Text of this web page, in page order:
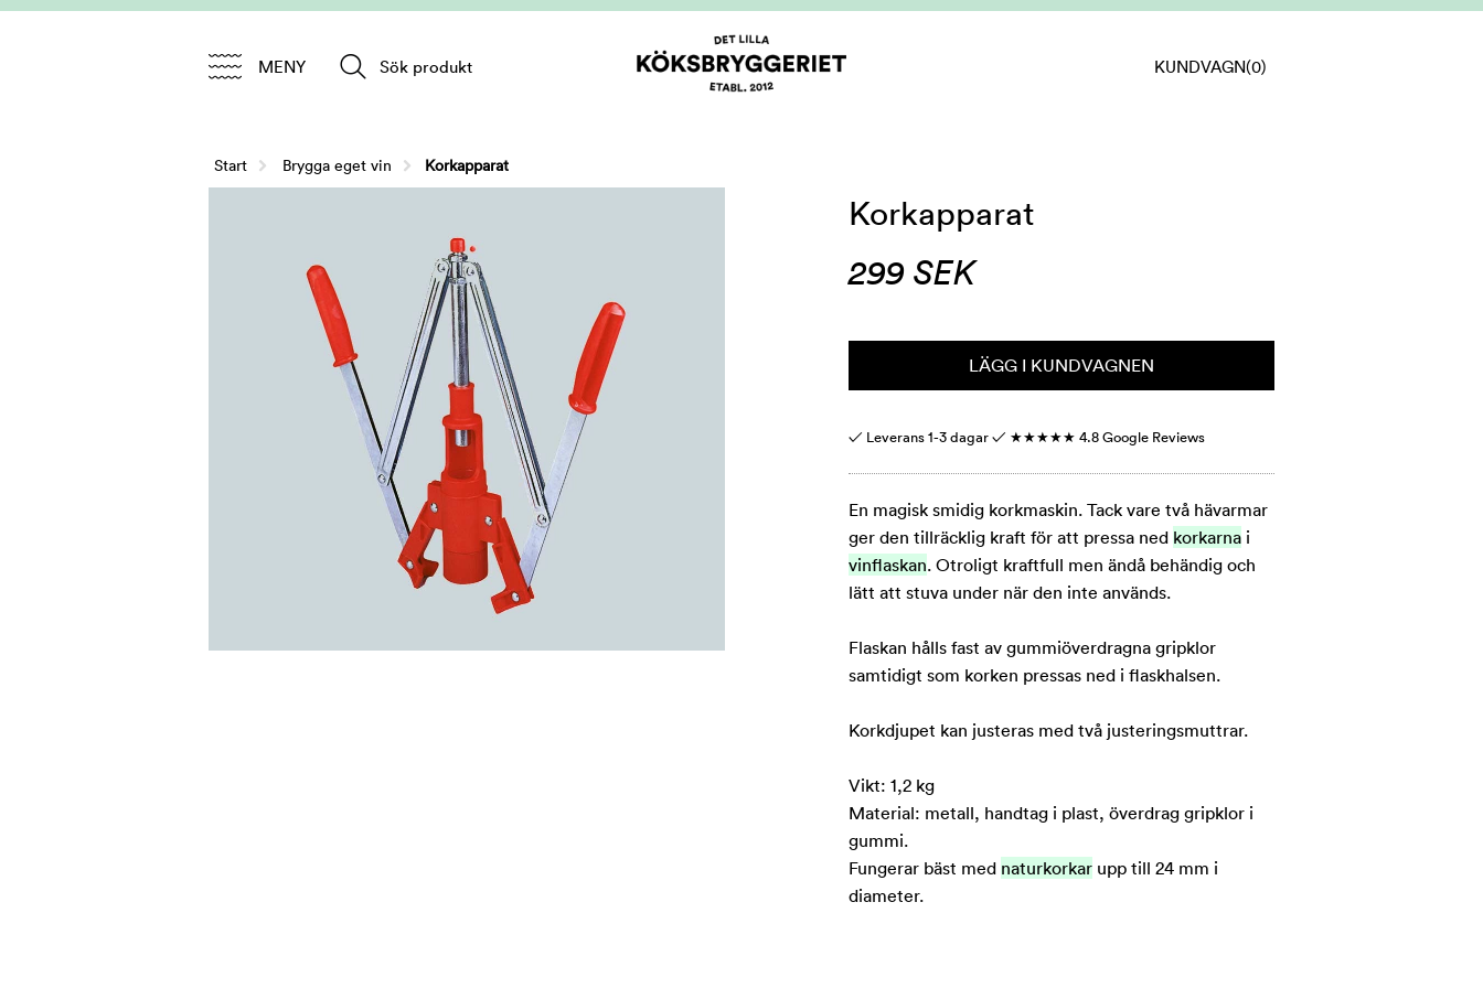
MENY Sök produkt KUNDVAGN(0)
Start Brygga eget vin Korkapparat
Korkapparat
299SEK
LÄGG I KUNDVAGNEN
✓ Leverans 1-3 dagar ✓ ★★★★★ 4.8 Google Reviews
En magisk smidig korkmaskin. Tack vare två hävarmar
ger den tillräcklig kraft för att pressa ned korkarnai
vinflaskan. Otroligt kraftfull men ändå behändig och
lätt att stuva under när den inte används.
Flaskan hålls fast av gummiöverdragna gripklor
samtidigt som korken pressas ned i flaskhalsen.
Korkdjupet kan justeras med två justeringsmuttrar.
Vikt: 1,2 kg
Material: metall, handtag i plast, överdrag gripklor i
gummi.
Fungerar bäst med naturkorkarupp till 24 mm i
diameter.